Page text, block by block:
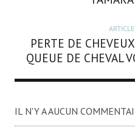
PERTE DE
QUEUE DE CHEVAL
IL N'Y A AUCUN